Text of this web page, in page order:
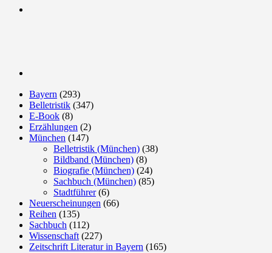
Bayern (293)
Belletristik (347)
E-Book (8)
Erzählungen (2)
München (147)
Belletristik (München) (38)
Bildband (München) (8)
Biografie (München) (24)
Sachbuch (München) (85)
Stadtführer (6)
Neuerscheinungen (66)
Reihen (135)
Sachbuch (112)
Wissenschaft (227)
Zeitschrift Literatur in Bayern (165)